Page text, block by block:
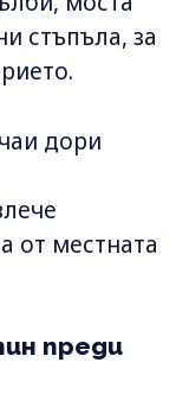
стъпъла, за
дори
от местната
преди